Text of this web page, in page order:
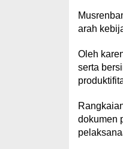
arah
Oleh
serta
dokumen